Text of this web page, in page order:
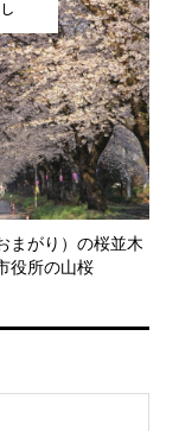
まがり）の桜並木
役所の山桜